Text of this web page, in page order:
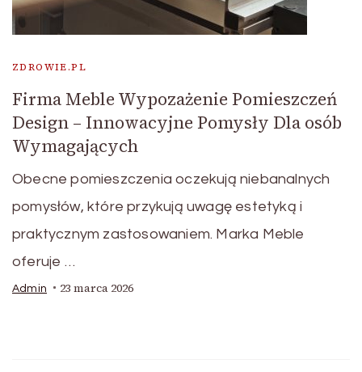
ZDROWIE.PL
Firma Meble Wypozażenie Pomieszczeń
Design – Innowacyjne Pomysły Dla osób
Wymagających
Obecne pomieszczenia oczekują niebanalnych
pomysłów, które przykują uwagę estetyką i
praktycznym zastosowaniem. Marka Meble
oferuje …
Admin 23 marca 2026